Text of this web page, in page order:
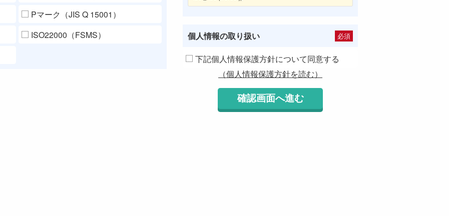
Pマーク（JIS Q 15001）
ISO22000（FSMS）
個人情報の取り扱い 必須
下記個人情報保護方針について同意する
（個人情報保護方針を読む）